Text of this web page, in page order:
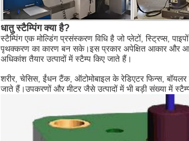
धातु स्टैम्पिंग क्या है?
स्टैम्पिंग एक मोल्डिंग प्रसंस्करण विधि है जो प्लेटों, स्ट्रिप्स,
पृथक्करण का कारण बन सके।इस प्रकार अपेक्षित आकार और
अधिकांश तैयार उत्पादों में स्टैम्प किए जाते हैं।
शरीर, चेसिस, ईंधन टैंक, ऑटोमोबाइल के रेडिएटर फिन्स,
जाते हैं।उपकरणों और मीटर जैसे उत्पादों में भी बड़ी संख्या में